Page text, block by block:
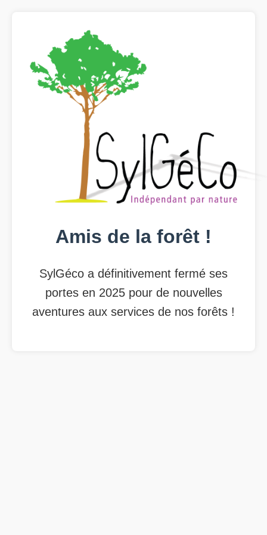
Amis de la forêt !
SylGéco a définitivement fermé ses
portes en 2025 pour de nouvelles
aventures aux services de nos forêts !